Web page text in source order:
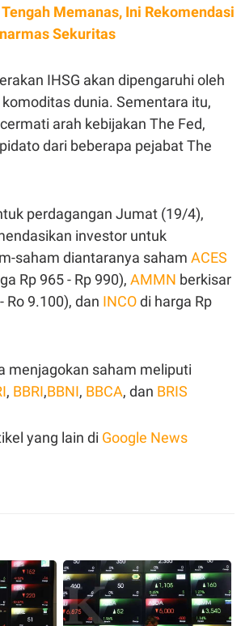
Memanas, Ini Rekomendasi
Sekuritas
IHSG akan dipengaruhi oleh
dunia. Sementara itu,
arah kebijakan The Fed,
dari beberapa pejabat The
perdagangan Jumat (19/4),
investor untuk
saham diantaranya saham ACES
Rp 965 - Rp 990), AMMN berkisar
Ro 9.100), dan INCOdi harga Rp
menjagokan saham meliputi
, BBRI,BBNI, BBCA, dan BRIS
yang lain di Google News